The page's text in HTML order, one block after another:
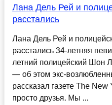
Лана Дель Рей и
расстались
Лана Дель Рей и
расстались 34-летняя
летний полицейский Шон
— об этом экс-
рассказал газете The
просто друзья. Мы ...